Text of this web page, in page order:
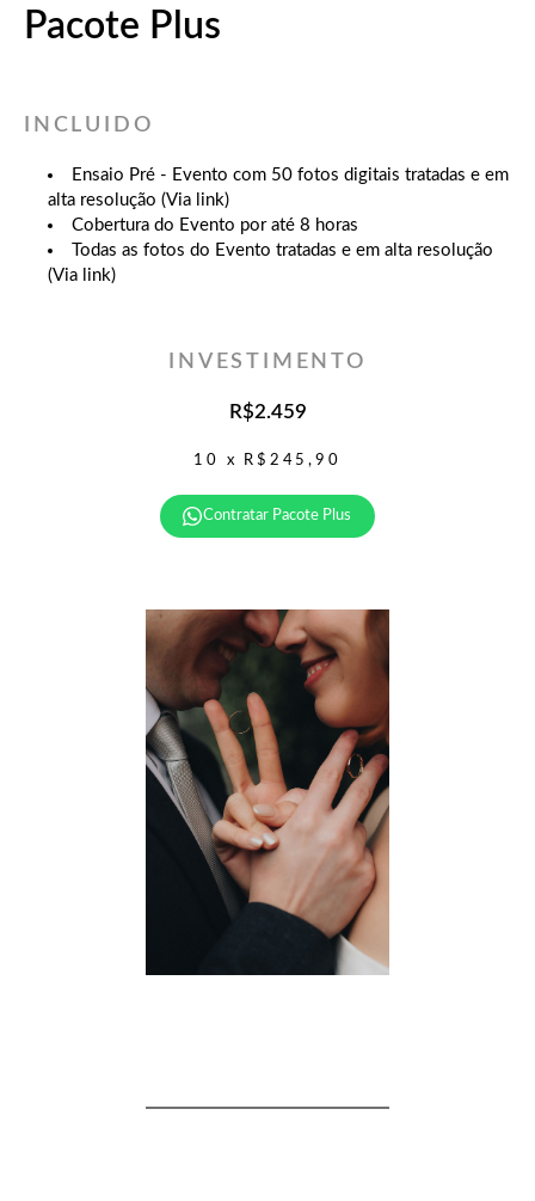
Pacote Plus
INCLUIDO
Ensaio Pré - Evento com 50 fotos digitais tratadas e em
alta resolução (Via link)
Cobertura do Evento por até 8 horas
Todas as fotos do Evento tratadas e em alta resolução
(Via link)
INVESTIMENTO
R$2.459
10 x R$245,90
Contratar Pacote Plus